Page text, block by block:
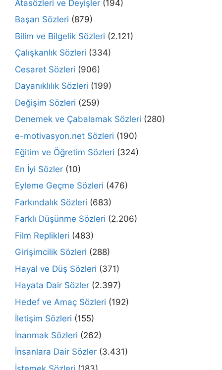
Atasözleri ve Deyişler (194)
Başarı Sözleri (879)
Bilim ve Bilgelik Sözleri (2.121)
Çalışkanlık Sözleri (334)
Cesaret Sözleri (906)
Dayanıklılık Sözleri (199)
Değişim Sözleri (259)
Denemek ve Çabalamak Sözleri (280)
e-motivasyon.net Sözleri (190)
Eğitim ve Öğretim Sözleri (324)
En İyi Sözler (10)
Eyleme Geçme Sözleri (476)
Farkındalık Sözleri (683)
Farklı Düşünme Sözleri (2.206)
Film Replikleri (483)
Girişimcilik Sözleri (288)
Hayal ve Düş Sözleri (371)
Hayata Dair Sözler (2.397)
Hedef ve Amaç Sözleri (192)
İletişim Sözleri (155)
İnanmak Sözleri (262)
İnsanlara Dair Sözler (3.431)